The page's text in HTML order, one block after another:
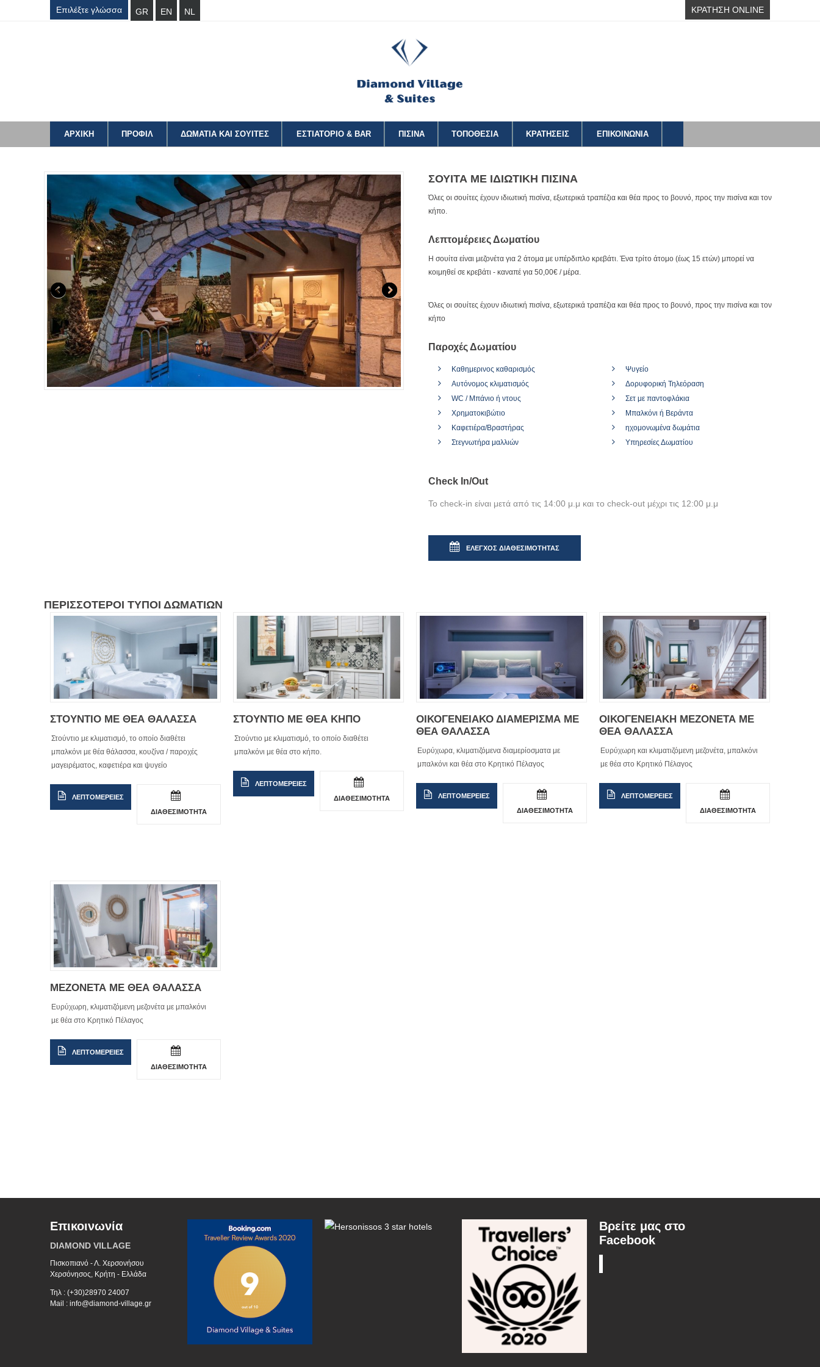
Επιλέξτε γλώσσα GR EN NL ΚΡΑΤΗΣΗ ONLINE
ΑΡΧΙΚΗ ΠΡΟΦΙΛ ΔΩΜΑΤΙΑ ΚΑΙ ΣΟΥΙΤΕΣ ΕΣΤΙΑΤΟΡΙΟ & BAR ΠΙΣΙΝΑ ΤΟΠΟΘΕΣΙΑ ΚΡΑΤΗΣΕΙΣ ΕΠΙΚΟΙΝΩΝΙΑ
ΣΟΥΙΤΑ ΜΕ ΙΔΙΩΤΙΚΗ ΠΙΣΙΝΑ
Όλες οι σουίτες έχουν ιδιωτική πισίνα, εξωτερικά τραπέζια και θέα προς το βουνό, προς την πισίνα και τον
κήπο.
Λεπτομέρειες Δωματίου
Η σουίτα είναι μεζονέτα για 2 άτομα με υπέρδιπλο κρεβάτι. Ένα τρίτο άτομο (έως 15 ετών) μπορεί να
κοιμηθεί σε κρεβάτι - καναπέ για 50,00€ / μέρα.
Όλες οι σουίτες έχουν ιδιωτική πισίνα, εξωτερικά τραπέζια και θέα προς το βουνό, προς την πισίνα και τον
κήπο
Παροχές Δωματίου
Καθημερινος καθαρισμός
Ψυγείο
Αυτόνομος κλιματισμός
Δορυφορική Τηλεόραση
WC / Μπάνιο ή ντους
Σετ με παντοφλάκια
Χρηματοκιβώτιο
Μπαλκόνι ή Βεράντα
Καφετιέρα/Βραστήρας
ηχομονωμένα δωμάτια
Στεγνωτήρα μαλλιών
Υπηρεσίες Δωματίου
Check In/Out
Το check-in είναι μετά από τις 14:00 μ.μ και το check-out μέχρι τις 12:00 μ.μ
ΕΛΕΓΧΟΣ ΔΙΑΘΕΣΙΜΟΤΗΤΑΣ
ΠΕΡΙΣΣΟΤΕΡΟΙ ΤΥΠΟΙ ΔΩΜΑΤΙΩΝ
ΣΤΟΥΝΤΙΟ ΜΕ ΘΕΑ ΘΑΛΑΣΣΑ
Στούντιο με κλιματισμό, το οποίο διαθέτει
μπαλκόνι με θέα θάλασσα, κουζίνα / παροχές
μαγειρέματος, καφετιέρα και ψυγείο
ΛΕΠΤΟΜΕΡΕΙΕΣ
ΔΙΑΘΕΣΙΜΟΤΗΤΑ
ΣΤΟΥΝΤΙΟ ΜΕ ΘΕΑ ΚΗΠΟ
Στούντιο με κλιματισμό, το οποίο διαθέτει
μπαλκόνι με θέα στο κήπο.
ΛΕΠΤΟΜΕΡΕΙΕΣ
ΔΙΑΘΕΣΙΜΟΤΗΤΑ
ΟΙΚΟΓΕΝΕΙΑΚΟ ΔΙΑΜΕΡΙΣΜΑ ΜΕ
ΘΕΑ ΘΑΛΑΣΣΑ
Ευρύχωρα, κλιματιζόμενα διαμερίοσματα με
μπαλκόνι και θέα στο Κρητικό Πέλαγος
ΛΕΠΤΟΜΕΡΕΙΕΣ
ΔΙΑΘΕΣΙΜΟΤΗΤΑ
ΟΙΚΟΓΕΝΕΙΑΚΗ ΜΕΖΟΝΕΤΑ ΜΕ
ΘΕΑ ΘΑΛΑΣΣΑ
Ευρύχωρη και κλιματιζόμενη μεζονέτα, μπαλκόνι
με θέα στο Κρητικό Πέλαγος
ΛΕΠΤΟΜΕΡΕΙΕΣ
ΔΙΑΘΕΣΙΜΟΤΗΤΑ
ΜΕΖΟΝΕΤΑ ΜΕ ΘΕΑ ΘΑΛΑΣΣΑ
Ευρύχωρη, κλιματιζόμενη μεζονέτα με μπαλκόνι
με θέα στο Κρητικό Πέλαγος
ΛΕΠΤΟΜΕΡΕΙΕΣ
ΔΙΑΘΕΣΙΜΟΤΗΤΑ
Επικοινωνία
DIAMOND VILLAGE
Πισκοπιανό - Λ. Χερσονήσου
Χερσόνησος, Κρήτη - Ελλάδα
Τηλ : (+30)28970 24007
Mail : info@diamond-village.gr
Βρείτε μας στο
Facebook